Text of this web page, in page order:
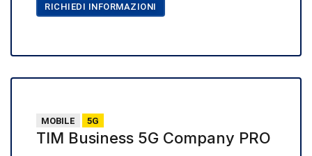
RICHIEDI INFORMAZIONI
MOBILE 5G
TIM Business 5G Company PRO